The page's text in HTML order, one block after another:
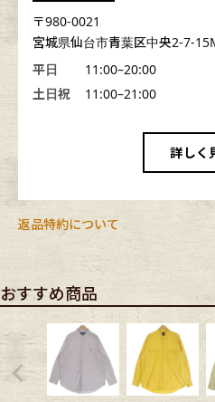
〒980-0021
宮城県仙台市青葉区中央2-7-
平日
11:00–20:00
土日祝
11:00–21:00
詳しく
返品特約について
おすすめ商品